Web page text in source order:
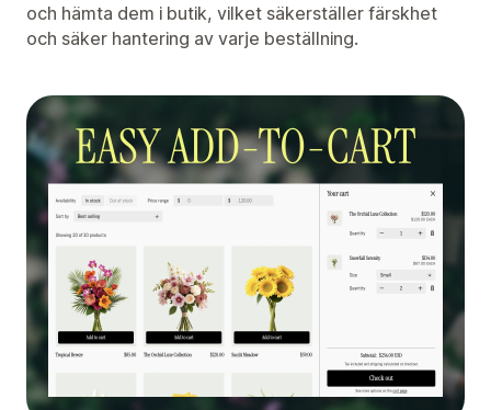
och hämta dem i butik, vilket säkerställer färskhet
och säker hantering av varje beställning.